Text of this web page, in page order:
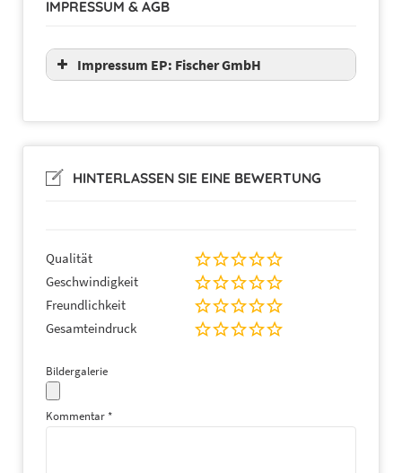
IMPRESSUM & AGB
Impressum EP: Fischer GmbH
HINTERLASSEN SIE EINE BEWERTUNG
Qualität
Geschwindigkeit
Freundlichkeit
Gesamteindruck
Bildergalerie
Kommentar *